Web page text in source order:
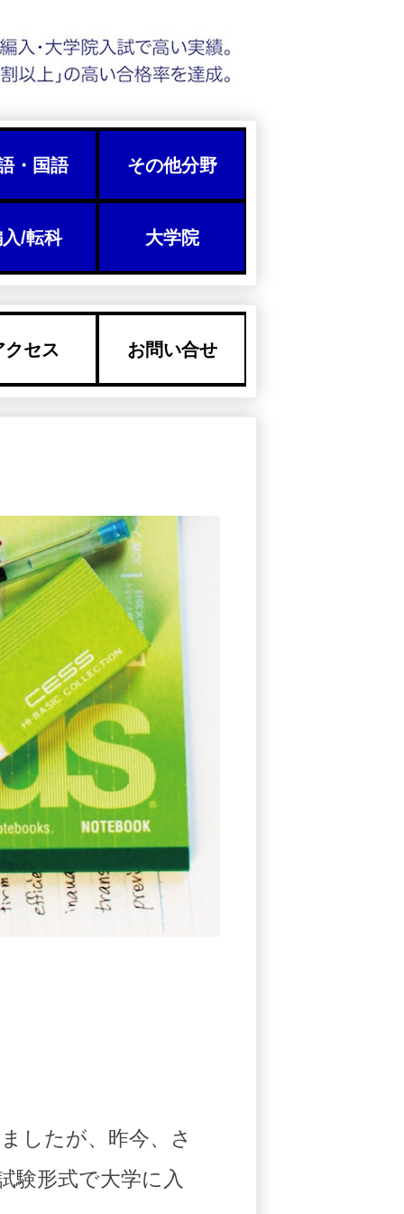
・国語 その他分野
/転科 大学院
クセス お問い合せ
したが、昨今、さ
験形式で大学に入